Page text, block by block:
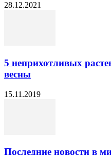
28.12.2021
5 неприхотливых
весны
15.11.2019
Последние новости в